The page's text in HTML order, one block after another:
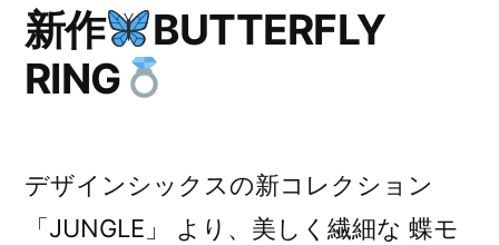
全
店
売
新作
BUTTERFLY
RING
デザインシックスの新コレクション
「JUNGLE」 より、美しく繊細な 蝶モ